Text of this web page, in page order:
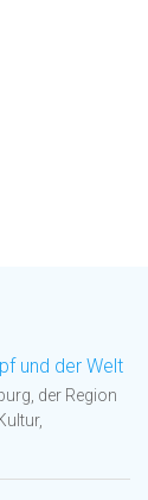
und der Welt
der Region